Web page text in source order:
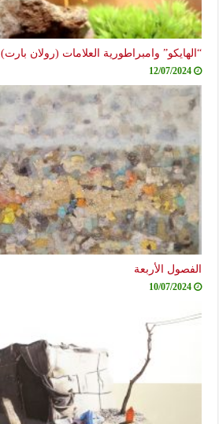
“الهايكو” وامبراطورية العلامات (رولان بارت)
12/07/2024
الفصول الأربعة
10/07/2024